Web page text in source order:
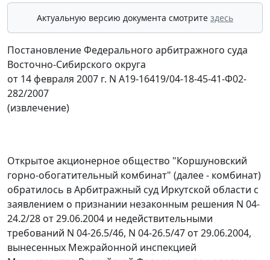
Актуальную версию документа смотрите здесь
Постановление Федерального арбитражного суда
Восточно-Сибирского округа
от 14 февраля 2007 г. N А19-16419/04-18-45-41-Ф02-
282/2007
(извлечение)
Открытое акционерное общество "Коршуновский
горно-обогатительный комбинат" (далее - комбинат)
обратилось в Арбитражный суд Иркутской области с
заявлением о признании незаконным решения N 04-
24.2/28 от 29.06.2004 и недействительными
требований N 04-26.5/46, N 04-26.5/47 от 29.06.2004,
вынесенных Межрайонной инспекцией